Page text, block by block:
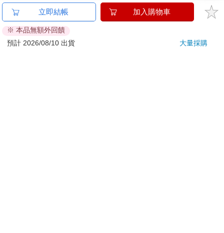
已拆封之個人衛生用品。（如：內衣褲、刮鬍刀、除毛
若非上列種類商品，均享有到貨7天的猶豫期（含例假
日）。
立即結帳 加入購物車
※ 本品無額外回饋
預計 2026/08/10 出貨
大量採購